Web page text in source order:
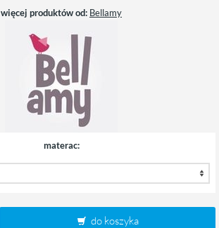
więcej produktów od: Bellamy
materac:
do koszyka